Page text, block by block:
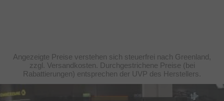
Angezeigte Preise verstehen sich steuerfrei nach Greenland,
zzgl. Versandkosten. Durchgestrichene Preise (bei
Rabattierungen) entsprechen der UVP des Herstellers.